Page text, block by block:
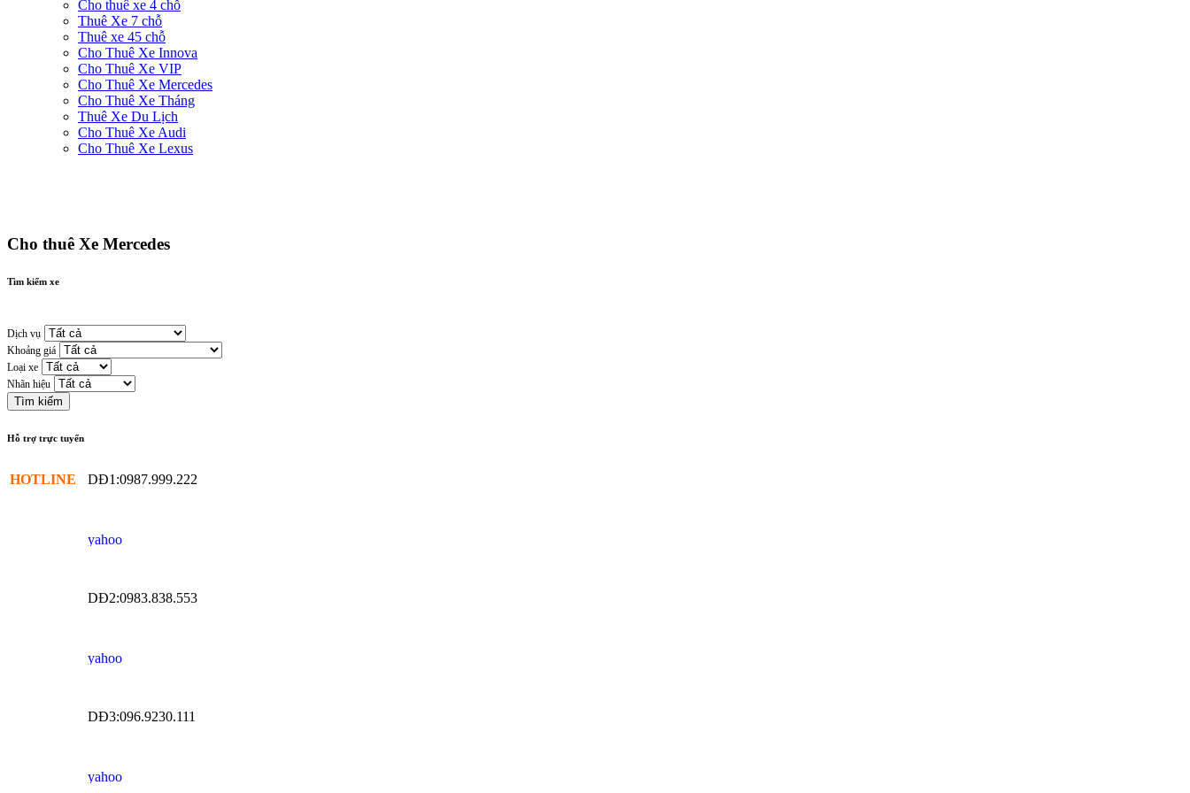
Cho thuê xe 4 chỗ
Thuê Xe 7 chỗ
Thuê xe 45 chỗ
Cho Thuê Xe Innova
Cho Thuê Xe VIP
Cho Thuê Xe Mercedes
Cho Thuê Xe Tháng
Thuê Xe Du Lịch
Cho Thuê Xe Audi
Cho Thuê Xe Lexus
Cho thuê Xe Mercedes
Tìm kiếm xe
Dịch vụ
Khoảng giá
Loại xe
Nhãn hiệu
Hỗ trợ trực tuyến
HOTLINE DĐ1:0987.999.222
DĐ2:0983.838.553
DĐ3:096.9230.111